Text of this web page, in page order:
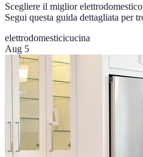
Scegliere il miglior
Segui questa guida dettagliata per
elettrodomesticicucina
Aug 5